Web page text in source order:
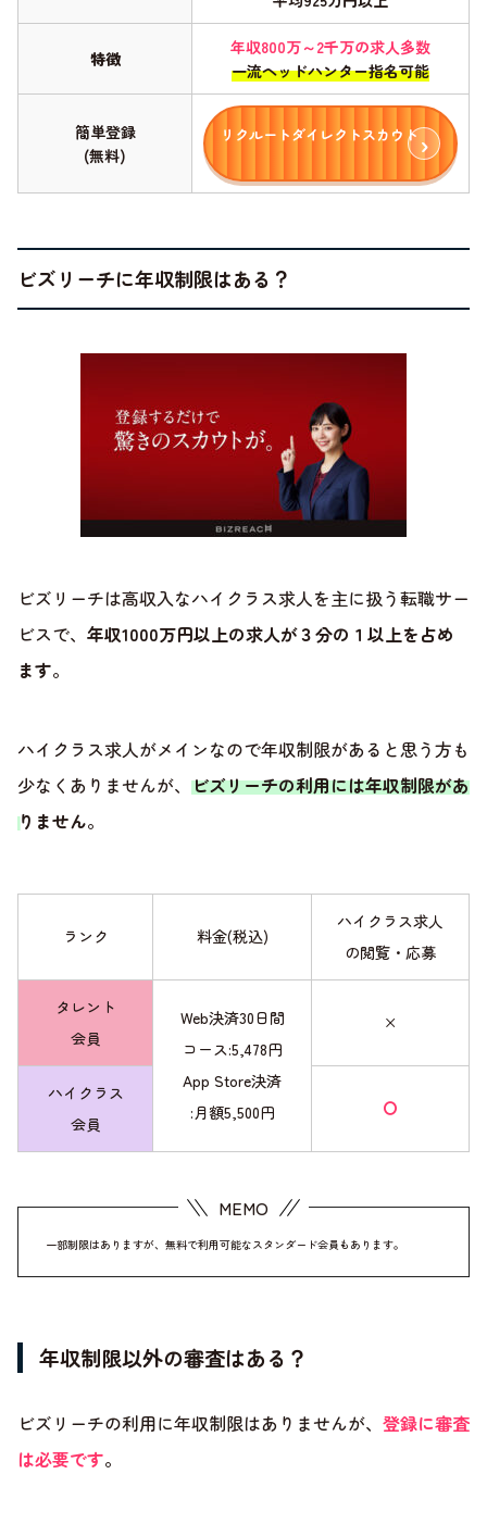
特徴
年収800万～2千万の求人多数
一流ヘッドハンター指名可能
簡単登録
(無料)
リクルートダイレクトスカウト
ビズリーチに年収制限はある？
ビズリーチは高収入なハイクラス求人を主に扱う転職サー
ビスで、 年収1000万円以上の求人が３分の１以上を占め
ます。
ハイクラス求人がメインなので年収制限があると思う方も
少なくありませんが、 ビズリーチの利用には年収制限があ
りません。
ランク 料金(税込)
ハイクラス求人
の閲覧・応募
タレント
会員
Web決済30日間
コース:5,478円
App Store決済
:月額5,500円
×
ハイクラス
会員
〇
一部制限はありますが、無料で利用可能なスタンダード会員もあります。
年収制限以外の審査はある？
ビズリーチの利用に年収制限はありませんが、 登録に審査
は必要です。